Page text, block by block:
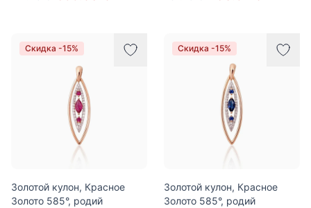
Скидка -15%
Золотой кулон, Красное
Золото 585°, родий
Скидка -15%
Золотой кулон, Красное
Золото 585°, родий